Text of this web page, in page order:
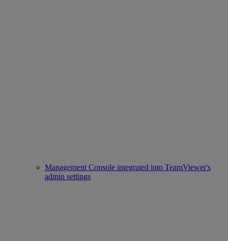
Management Console integrated into TeamViewer's
admin settings